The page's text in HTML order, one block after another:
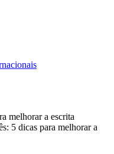
5 dicas para melhorar a